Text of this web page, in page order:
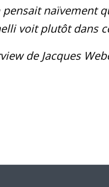
pensait naïvement
voit plutôt dans
de Jacques